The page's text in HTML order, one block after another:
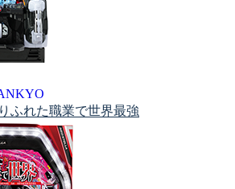
ふれた職業で世界最強